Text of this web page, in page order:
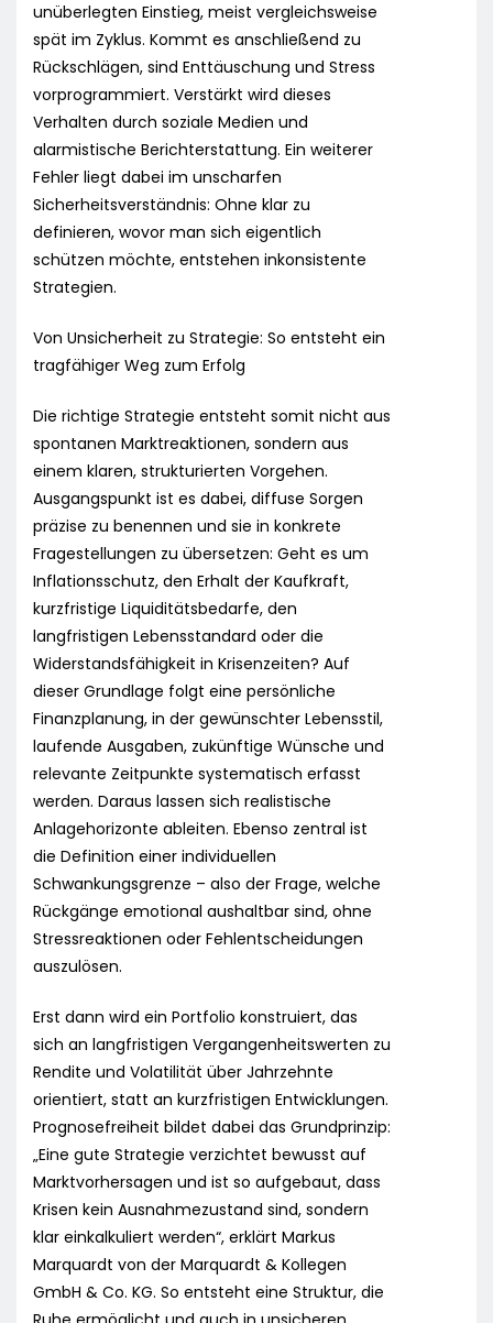
unüberlegten Einstieg, meist vergleichsweise
spät im Zyklus. Kommt es anschließend zu
Rückschlägen, sind Enttäuschung und Stress
vorprogrammiert. Verstärkt wird dieses
Verhalten durch soziale Medien und
alarmistische Berichterstattung. Ein weiterer
Fehler liegt dabei im unscharfen
Sicherheitsverständnis: Ohne klar zu
definieren, wovor man sich eigentlich
schützen möchte, entstehen inkonsistente
Strategien.
Von Unsicherheit zu Strategie: So entsteht ein
tragfähiger Weg zum Erfolg
Die richtige Strategie entsteht somit nicht aus
spontanen Marktreaktionen, sondern aus
einem klaren, strukturierten Vorgehen.
Ausgangspunkt ist es dabei, diffuse Sorgen
präzise zu benennen und sie in konkrete
Fragestellungen zu übersetzen: Geht es um
Inflationsschutz, den Erhalt der Kaufkraft,
kurzfristige Liquiditätsbedarfe, den
langfristigen Lebensstandard oder die
Widerstandsfähigkeit in Krisenzeiten? Auf
dieser Grundlage folgt eine persönliche
Finanzplanung, in der gewünschter Lebensstil,
laufende Ausgaben, zukünftige Wünsche und
relevante Zeitpunkte systematisch erfasst
werden. Daraus lassen sich realistische
Anlagehorizonte ableiten. Ebenso zentral ist
die Definition einer individuellen
Schwankungsgrenze – also der Frage, welche
Rückgänge emotional aushaltbar sind, ohne
Stressreaktionen oder Fehlentscheidungen
auszulösen.
Erst dann wird ein Portfolio konstruiert, das
sich an langfristigen Vergangenheitswerten zu
Rendite und Volatilität über Jahrzehnte
orientiert, statt an kurzfristigen Entwicklungen.
Prognosefreiheit bildet dabei das Grundprinzip:
„Eine gute Strategie verzichtet bewusst auf
Marktvorhersagen und ist so aufgebaut, dass
Krisen kein Ausnahmezustand sind, sondern
klar einkalkuliert werden“, erklärt Markus
Marquardt von der Marquardt & Kollegen
GmbH & Co. KG. So entsteht eine Struktur, die